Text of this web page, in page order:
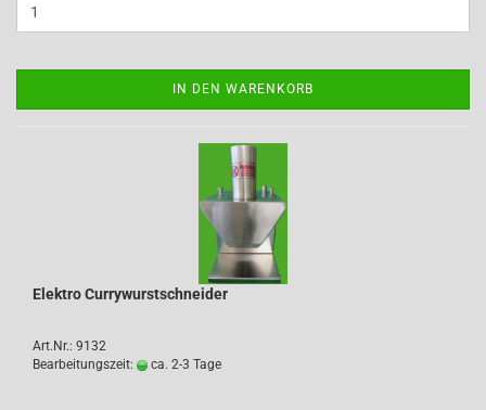
IN DEN WARENKORB
Elektro Currywurstschneider
Art.Nr.: 9132
Bearbeitungszeit:
ca. 2-3 Tage